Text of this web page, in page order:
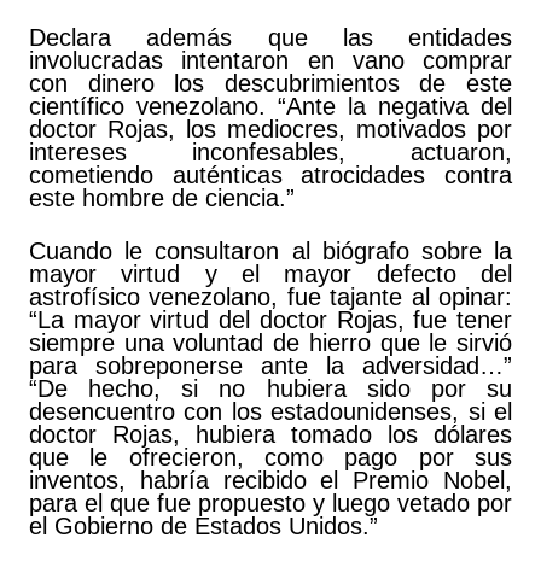
Declara además que las entidades
involucradas intentaron en vano comprar
con dinero los descubrimientos de este
científico venezolano. “Ante la negativa del
doctor Rojas, los mediocres, motivados por
intereses inconfesables, actuaron,
cometiendo auténticas atrocidades contra
este hombre de ciencia.”
Cuando le consultaron al biógrafo sobre la
mayor virtud y el mayor defecto del
astrofísico venezolano, fue tajante al opinar:
“La mayor virtud del doctor Rojas, fue tener
siempre una voluntad de hierro que le sirvió
para sobreponerse ante la adversidad…”
“De hecho, si no hubiera sido por su
desencuentro con los estadounidenses, si el
doctor Rojas, hubiera tomado los dólares
que le ofrecieron, como pago por sus
inventos, habría recibido el Premio Nobel,
para el que fue propuesto y luego vetado por
el Gobierno de Estados Unidos.”